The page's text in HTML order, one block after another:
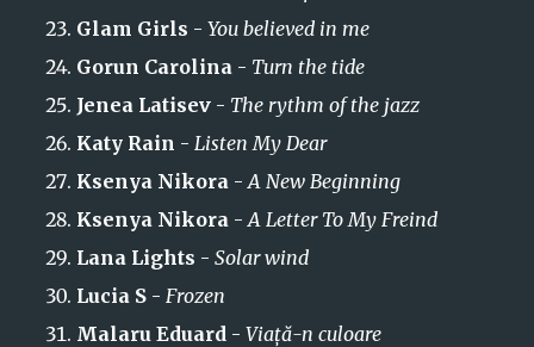
Glam Girls - You believed in me
Gorun Carolina - Turn the tide
Jenea Latisev - The rythm of the jazz
Katy Rain - Listen My Dear
Ksenya Nikora -A New Beginning
Ksenya Nikora -A Letter To My Freind
Lana Lights - Solar wind
Lucia S - Frozen
Malaru Eduard - Viață-n culoare